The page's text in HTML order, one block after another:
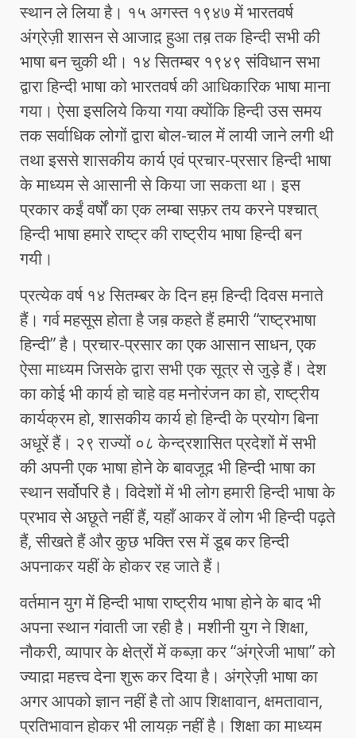
स्थान ले लिया है। १५ अगस्त १९४७ में भारतवर्ष
अंग्रेज़ी शासन से आजाद़ हुआ तब़ तक हिन्दी सभी की
भाषा बन चुकी थी। १४ सितम्बर १९४९ संविधान सभा
द्वारा हिन्दी भाषा को भारतवर्ष की आधिकारिक भाषा माना
गया। ऐसा इसलिये किया गया क्योंकि हिन्दी उस समय
तक सर्वाधिक लोगों द्वारा बोल-चाल में लायी जाने लगी थी
तथा इससे शासकीय कार्य एवं प्रचार-प्रसार हिन्दी भाषा
के माध्यम से आसानी से किया जा सकता था। इस
प्रकार कईं वर्षों का एक लम्बा सफ़र तय करने पश्चात्
हिन्दी भाषा हमारे राष्ट्र की राष्ट्रीय भाषा हिन्दी बन
गयी।
प्रत्येक वर्ष १४ सितम्बर के दिन हम़ हिन्दी दिवस मनाते
हैं। गर्व महसूस होता है जब़ कहते हैं हमारी “राष्ट्रभाषा
हिन्दी” है। प्रचार-प्रसार का एक आसान साधन, एक
ऐसा माध्यम जिसके द्वारा सभी एक सूत्र से जुड़े हैं। देश
का कोई भी कार्य हो चाहे वह मनोरंजन का हो, राष्ट्रीय
कार्यक्रम हो, शासकीय कार्य हो हिन्दी के प्रयोग बिना
अधूरें हैं। २९ राज्यों ०८ केन्द्रशासित प्रदेशों में सभी
की अपनी एक भाषा होने के बावजूद़ भी हिन्दी भाषा का
स्थान सर्वोपरि है। विदेशों में भी लोग हमारी हिन्दी भाषा के
प्रभाव से अछूते नहीं हैं, यहाँ आकर वें लोग भी हिन्दी पढ़ते
हैं, सीखते हैं और कुछ भक्ति रस में डूब कर हिन्दी
अपनाकर यहीं के होकर रह जाते हैं।
वर्तमान युग में हिन्दी भाषा राष्ट्रीय भाषा होने के बाद भी
अपना स्थान गंवाती जा रही है। मशीनी युग ने शिक्षा,
नौकरी, व्यापार के क्षेत्रों में कब्ज़ा कर “अंग्रेजी भाषा” को
ज्याद़ा महत्त्व देना शुरू कर दिया है। अंग्रेज़ी भाषा का
अगर आपको ज्ञान नहीं है तो आप शिक्षावान, क्षमतावान,
प्रतिभावान होकर भी लायक़ नहीं है। शिक्षा का माध्यम